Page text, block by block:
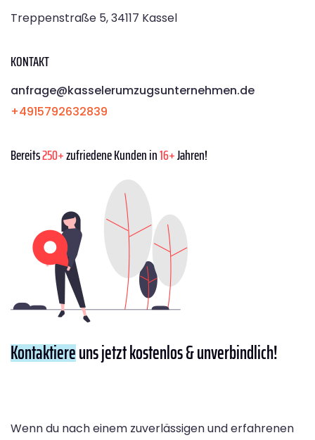
Treppenstraße 5, 34117 Kassel
KONTAKT
anfrage@kasselerumzugsunternehmen.de
+4915792632839
Bereits250+zufriedene Kunden in16+Jahren!
Kontaktiereuns jetzt kostenlos & unverbindlich!
Wenn du nach einem zuverlässigen und erfahrenen